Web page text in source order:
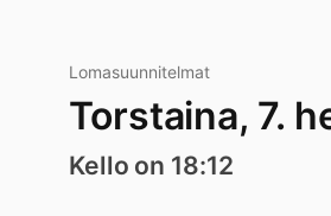
Lomasuunnitelmat
Torstaina, 7.
Kello on 18:12